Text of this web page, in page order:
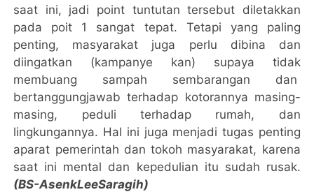
saat ini, jadi point tuntutan tersebut diletakkan
pada poit 1 sangat tepat. Tetapi yang paling
penting, masyarakat juga perlu dibina dan
diingatkan (kampanye kan) supaya tidak
membuang sampah sembarangan dan
bertanggungjawab terhadap kotorannya masing-
masing, peduli terhadap rumah, dan
lingkungannya. Hal ini juga menjadi tugas penting
aparat pemerintah dan tokoh masyarakat, karena
saat ini mental dan kepedulian itu sudah rusak.
(BS-AsenkLeeSaragih)